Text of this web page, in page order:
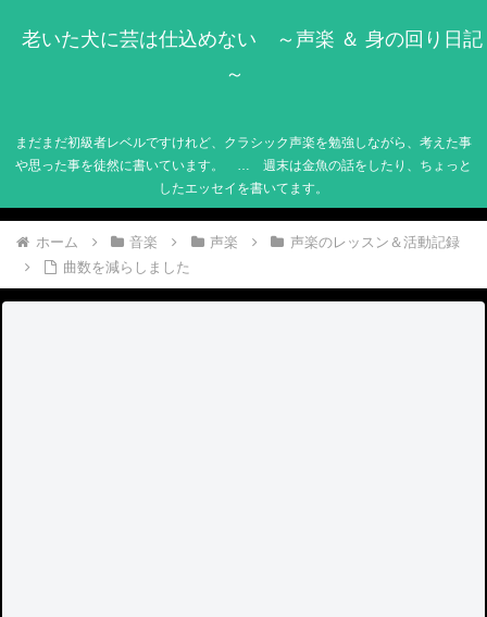
老いた犬に芸は仕込めない ～声楽 ＆ 身の回り日記
～
まだまだ初級者レベルですけれど、クラシック声楽を勉強しながら、考えた事
や思った事を徒然に書いています。 … 週末は金魚の話をしたり、ちょっと
したエッセイを書いてます。
ホーム 音楽 声楽
声楽のレッスン＆活動記録
曲数を減らしました